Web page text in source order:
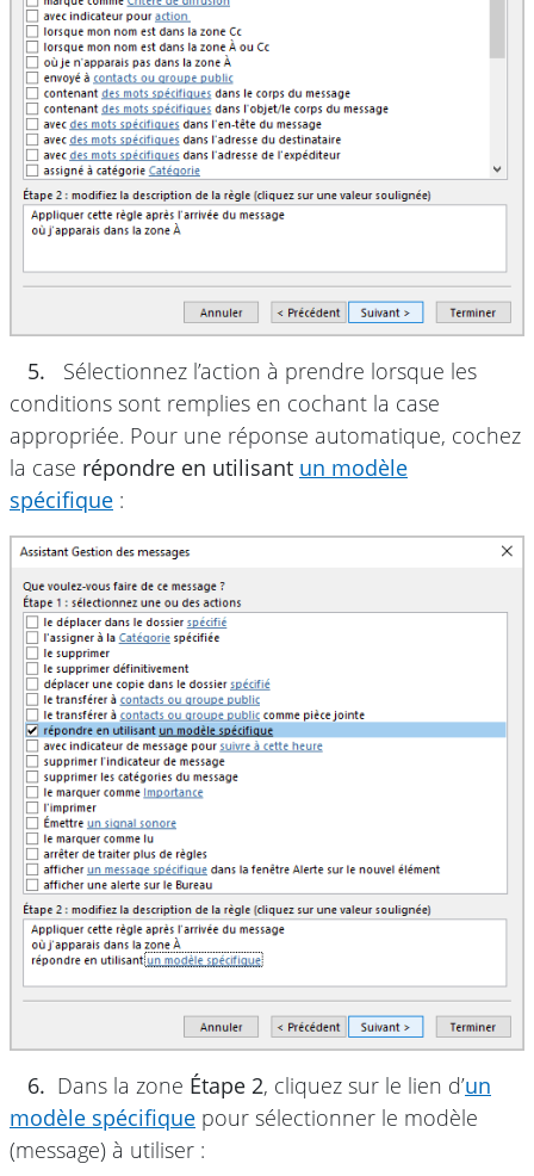
5.
Sélectionnez l’action à prendre lorsque les
conditions sont remplies en cochant la case
appropriée. Pour une réponse automatique, cochez
la case répondre en utilisant un modèle
spécifique :
6. Dans la zone Étape 2, cliquez sur le lien d’un
modèle spécifique pour sélectionner le modèle
(message) à utiliser :